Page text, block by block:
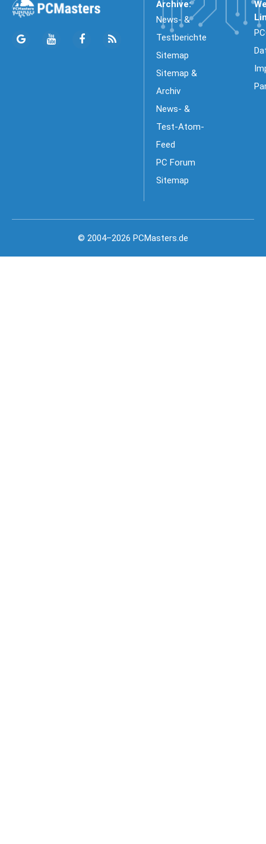
Archive:
News- &
Testberichte
Sitemap
Sitemap &
Archiv
News- &
Test-Atom-
Feed
PC Forum
Sitemap
© 2004–2026 PCMasters.de